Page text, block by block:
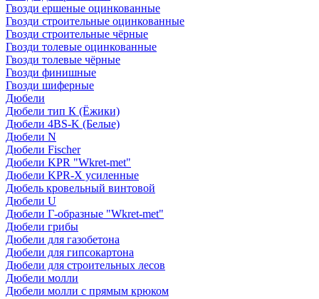
Гвозди ершеные оцинкованные
Гвозди строительные оцинкованные
Гвозди строительные чёрные
Гвозди толевые оцинкованные
Гвозди толевые чёрные
Гвозди финишные
Гвозди шиферные
Дюбели
Дюбели тип К (Ёжики)
Дюбели 4BS-K (Белые)
Дюбели N
Дюбели Fischer
Дюбели KPR "Wkret-met"
Дюбели KPR-Х усиленные
Дюбель кровельный винтовой
Дюбели U
Дюбели Г-образные "Wkret-met"
Дюбели грибы
Дюбели для газобетона
Дюбели для гипсокартона
Дюбели для строительных лесов
Дюбели молли
Дюбели молли с прямым крюком